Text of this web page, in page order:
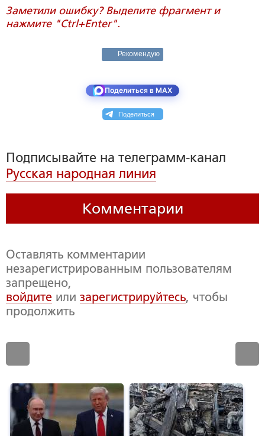
Заметили ошибку? Выделите фрагмент и
нажмите "Ctrl+Enter".
Рекомендую
Поделиться в MAX
Поделиться
Подписывайте на телеграмм-канал
Русская народная линия
Комментарии
Оставлять комментарии
незарегистрированным пользователям
запрещено,
войдите или зарегистрируйтесь, чтобы
продолжить